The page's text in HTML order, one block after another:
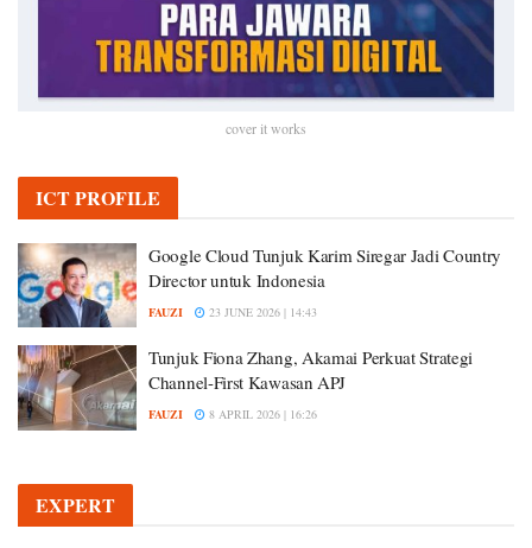
cover it works
ICT PROFILE
Google Cloud Tunjuk Karim Siregar Jadi Country
Director untuk Indonesia
FAUZI 23 JUNE 2026 | 14:43
Tunjuk Fiona Zhang, Akamai Perkuat Strategi
Channel-First Kawasan APJ
FAUZI 8 APRIL 2026 | 16:26
EXPERT